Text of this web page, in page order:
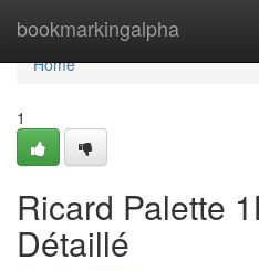
bookmarkingalpha
Home
Home
1
Ricard Palette
Détaillé